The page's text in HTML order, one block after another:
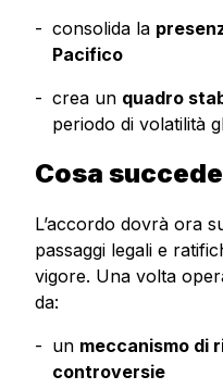
consolida la
Pacifico
crea un quadro
periodo di volatilità
Cosa
L’accordo dovrà ora
passaggi legali e
vigore. Una volta
da:
un meccanismo di
controversie